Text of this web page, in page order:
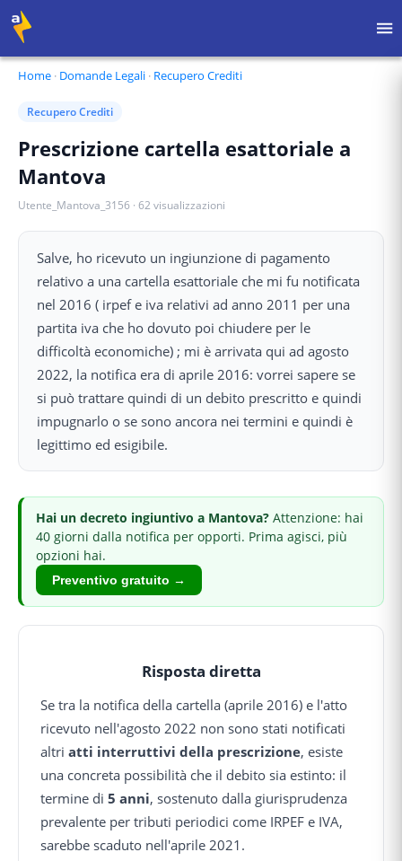
Home · Domande Legali · Recupero Crediti
Recupero Crediti
Prescrizione cartella esattoriale a
Mantova
Utente_Mantova_3156 · 62 visualizzazioni
Salve, ho ricevuto un ingiunzione di pagamento
relativo a una cartella esattoriale che mi fu notificata
nel 2016 ( irpef e iva relativi ad anno 2011 per una
partita iva che ho dovuto poi chiudere per le
difficoltà economiche) ; mi è arrivata qui ad agosto
2022, la notifica era di aprile 2016: vorrei sapere se
si può trattare quindi di un debito prescritto e quindi
impugnarlo o se sono ancora nei termini e quindi è
legittimo ed esigibile.
Hai un decreto ingiuntivo a Mantova? Attenzione: hai
40 giorni dalla notifica per opporti. Prima agisci, più
opzioni hai.
Preventivo gratuito →
Risposta diretta
Se tra la notifica della cartella (aprile 2016) e l'atto
ricevuto nell'agosto 2022 non sono stati notificati
altri atti interruttivi della prescrizione, esiste
una concreta possibilità che il debito sia estinto: il
termine di 5 anni, sostenuto dalla giurisprudenza
prevalente per tributi periodici come IRPEF e IVA,
sarebbe scaduto nell'aprile 2021.